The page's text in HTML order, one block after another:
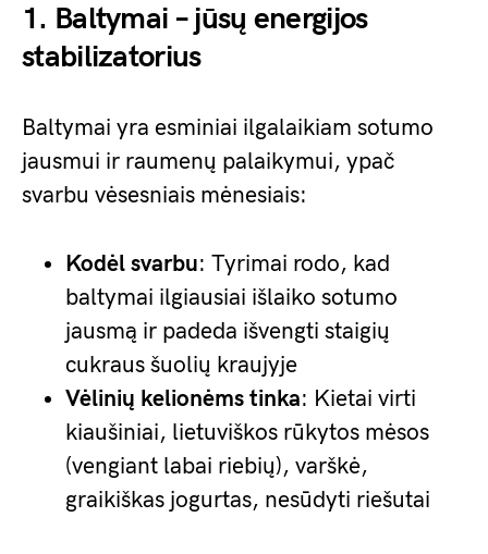
1. Baltymai – jūsų energijos
stabilizatorius
Baltymai yra esminiai ilgalaikiam sotumo
jausmui ir raumenų palaikymui, ypač
svarbu vėsesniais mėnesiais:
Kodėl svarbu: Tyrimai rodo, kad
baltymai ilgiausiai išlaiko sotumo
jausmą ir padeda išvengti staigių
cukraus šuolių kraujyje
Vėlinių kelionėms tinka: Kietai virti
kiaušiniai, lietuviškos rūkytos mėsos
(vengiant labai riebių), varškė,
graikiškas jogurtas, nesūdyti riešutai